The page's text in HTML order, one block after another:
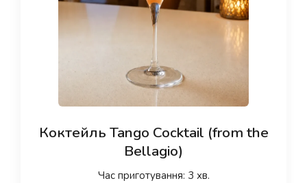
Коктейль Tango Cocktail (from the
Bellagio)
Час приготування: 3 хв.